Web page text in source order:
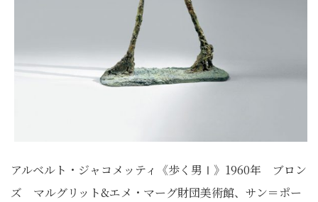
アルベルト・ジャコメッティ《歩く男Ⅰ》1960年 ブロン
ズ マルグリット&エメ・マーグ財団美術館、サン＝ポー